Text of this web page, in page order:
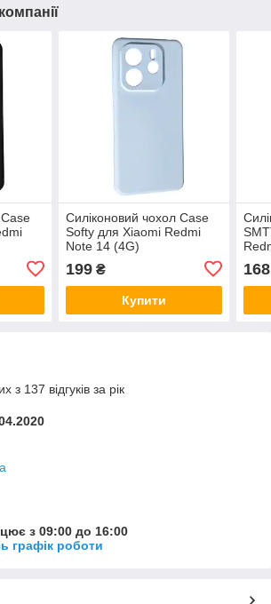
Силіконовий чохол Case
Softy для Xiaomi Redmi
Note 14 (4G)
(UA/EUROPE) Light Blue
199₴
Купити
168
з 137 відгуків за рік
з 09:00 до 16:00
графік роботи